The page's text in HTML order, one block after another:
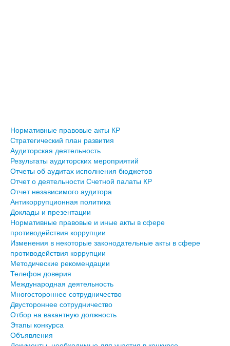
Нормативные правовые акты КР
Стратегический план развития
Аудиторская деятельность
Результаты аудиторских мероприятий
Отчеты об аудитах исполнения бюджетов
Отчет о деятельности Счетной палаты КР
Отчет независимого аудитора
Антикоррупционная политика
Доклады и презентации
Нормативные правовые и иные акты в сфере
противодействия коррупции
Изменения в некоторые законодательные акты в сфере
противодействия коррупции
Методические рекомендации
Телефон доверия
Международная деятельность
Многостороннее сотрудничество
Двустороннее сотрудничество
Отбор на вакантную должность
Этапы конкурса
Объявления